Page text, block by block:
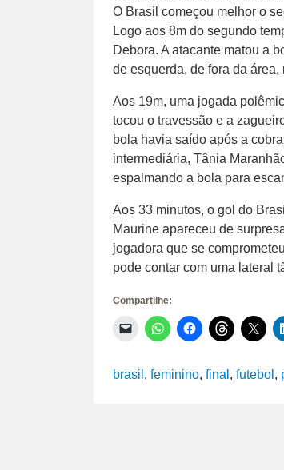
O Brasil começou melhor o
Logo aos 8m do segundo
Debora. A atacante matou a
de esquerda, de fora da
Aos 19m, uma jogada
tocou o travessão e a
bola havia saído após a
intermediária, Tânia
espalmando a bola para
Aos 33 minutos, o gol do
Maurine apareceu de
jogadora que se
pode contar com uma lateral
Compartilhe:
Clique
para
link
por
Clique
para
WhatsApp(abre
em
Clique
para
Facebook(abre
em
Clique
para
Threads(abre
em
para
X(abre
em
brasil , feminino, final , futebol ,